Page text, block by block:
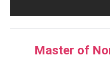
Master of